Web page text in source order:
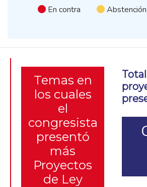
En contra Abstención
Temas en
los cuales
el
congresista
presentó
más
Proyectos
de Ley